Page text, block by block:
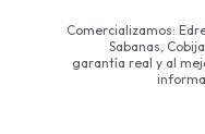
Comercializamos:
Sabanas,
garantía real y al